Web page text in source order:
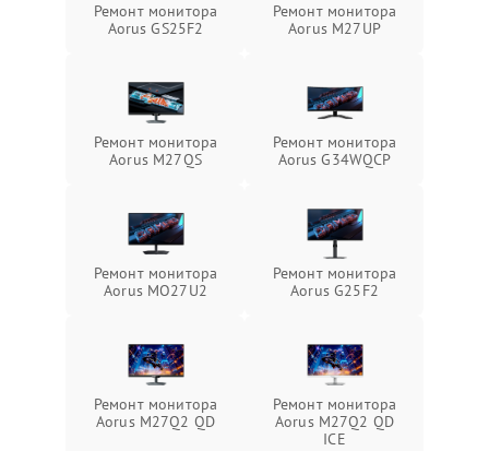
Ремонт монитора
Aorus GS25F2
Ремонт монитора
Aorus M27UP
Ремонт монитора
Aorus M27QS
Ремонт монитора
Aorus G34WQCP
Ремонт монитора
Aorus MO27U2
Ремонт монитора
Aorus G25F2
Ремонт монитора
Aorus M27Q2 QD
Ремонт монитора
Aorus M27Q2 QD
ICE